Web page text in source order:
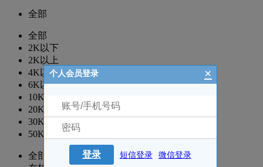
全部
全部
2K以下
2K以上
4K以上
6K以上
10K以上
20K以上
30K以上
50K以上
全部
个人会员登录 ×
登录 短信登录 微信登录